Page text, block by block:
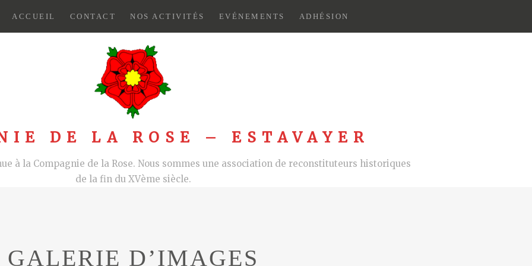
ACCUEIL CONTACT NOS ACTIVITÉS EVÉNEMENTS ADHÉSION
DE LA ROSE – ESTAVAYER
à la Compagnie de la Rose. Nous sommes une association de reconstituteurs historiques
de la fin du XVème siècle.
GALERIE D’IMAGES